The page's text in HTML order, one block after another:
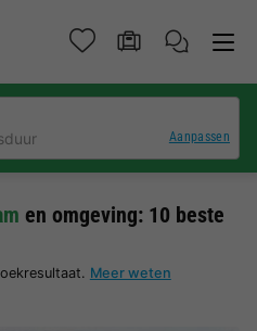
Aanpassen
en omgeving: 10 beste
Meer weten